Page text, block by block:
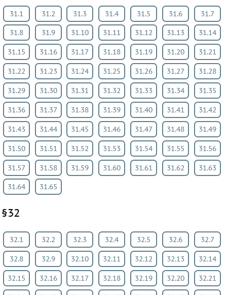
31.1 31.2 31.3 31.4 31.5 31.6 31.7
31.8 31.9 31.10 31.11 31.12 31.13 31.14
31.15 31.16 31.17 31.18 31.19 31.20 31.21
31.22 31.23 31.24 31.25 31.26 31.27 31.28
31.29 31.30 31.31 31.32 31.33 31.34 31.35
31.36 31.37 31.38 31.39 31.40 31.41 31.42
31.43 31.44 31.45 31.46 31.47 31.48 31.49
31.50 31.51 31.52 31.53 31.54 31.55 31.56
31.57 31.58 31.59 31.60 31.61 31.62 31.63
31.64 31.65
§32
32.1 32.2 32.3 32.4 32.5 32.6 32.7
32.8 32.9 32.10 32.11 32.12 32.13 32.14
32.15 32.16 32.17 32.18 32.19 32.20 32.21